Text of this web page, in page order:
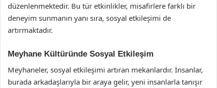
düzenlenmektedir. Bu tür etkinlikler, misafirlere farklı bir
deneyim sunmanın yanı sıra, sosyal etkileşimi de
artırmaktadır.
Meyhane Kültüründe Sosyal Etkileşim
Meyhaneler, sosyal etkileşimi artıran mekanlardır. İnsanlar,
burada arkadaşlarıyla bir araya gelir, yeni insanlarla tanışır